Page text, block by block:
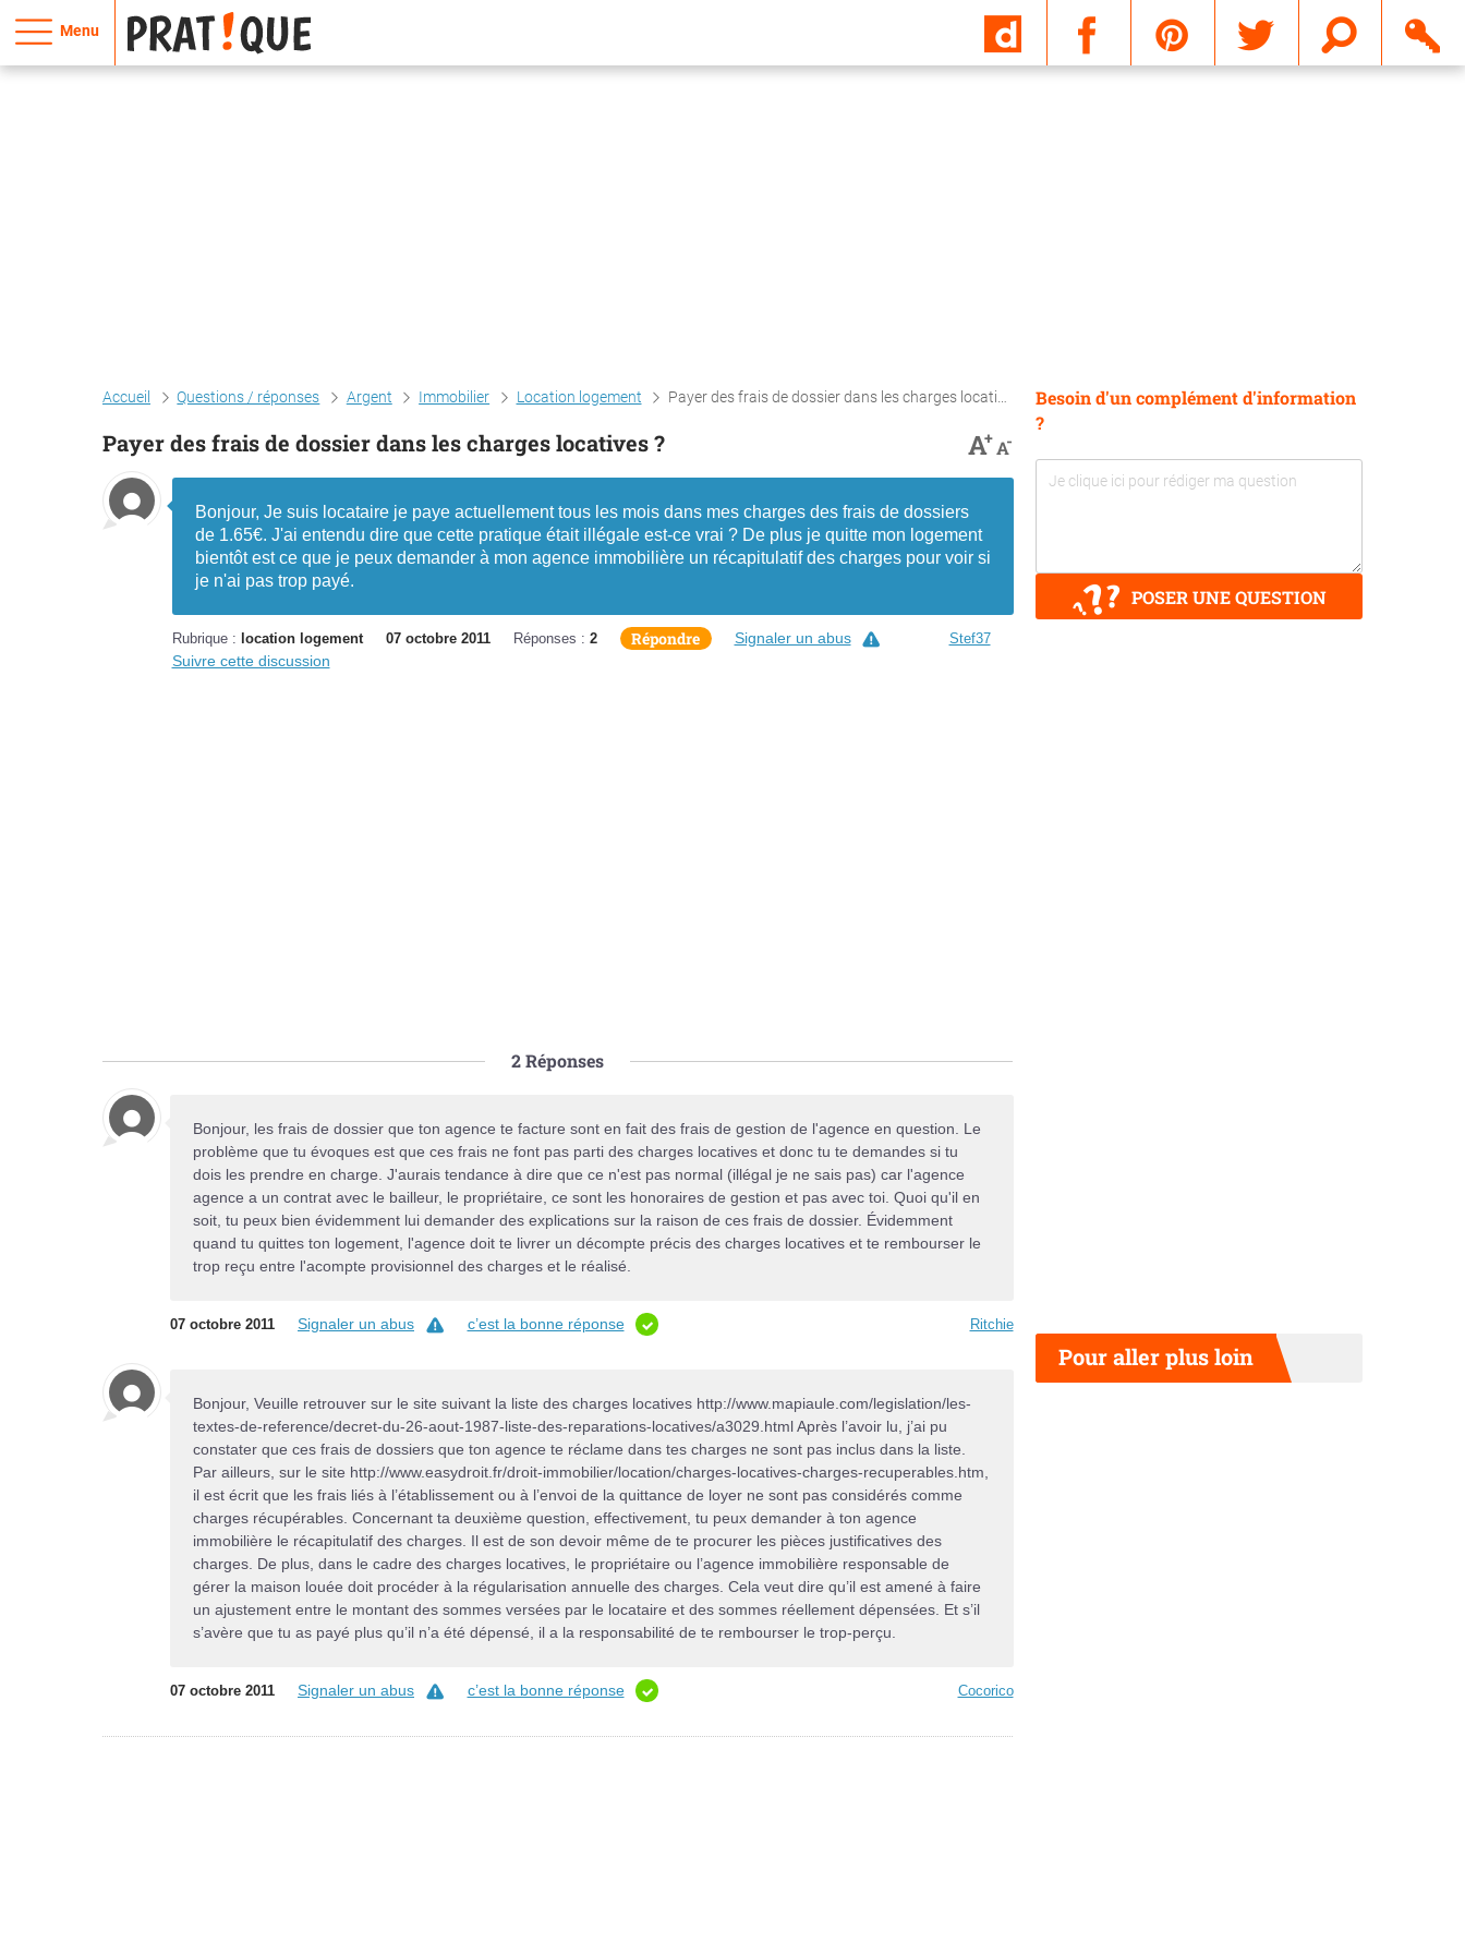
Menu
Accueil Questions / réponses Argent Immobilier Location logement Payer des frais de dossier dans les charges locatives ?
Payer des frais de dossier dans les charges locatives ? A+A-
Bonjour, Je suis locataire je paye actuellement tous les mois dans mes charges des frais de dossiers
de 1.65€. J'ai entendu dire que cette pratique était illégale est-ce vrai ? De plus je quitte mon logement
bientôt est ce que je peux demander à mon agence immobilière un récapitulatif des charges pour voir si
je n'ai pas trop payé.
Rubrique : location logement 07 octobre 2011 Réponses : 2 Répondre Stef37
Signaler un abus
Suivre cette discussion
2Réponses
Bonjour, les frais de dossier que ton agence te facture sont en fait des frais de gestion de l'agence en question. Le
problème que tu évoques est que ces frais ne font pas parti des charges locatives et donc tu te demandes si tu
dois les prendre en charge. J'aurais tendance à dire que ce n'est pas normal (illégal je ne sais pas) car l'agence
agence a un contrat avec le bailleur, le propriétaire, ce sont les honoraires de gestion et pas avec toi. Quoi qu'il en
soit, tu peux bien évidemment lui demander des explications sur la raison de ces frais de dossier. Évidemment
quand tu quittes ton logement, l'agence doit te livrer un décompte précis des charges locatives et te rembourser le
trop reçu entre l'acompte provisionnel des charges et le réalisé.
07 octobre 2011 Signaler un abus c’est la bonne réponse Ritchie
Bonjour, Veuille retrouver sur le site suivant la liste des charges locatives http://www.mapiaule.com/legislation/les-
textes-de-reference/decret-du-26-aout-1987-liste-des-reparations-locatives/a3029.html Après l’avoir lu, j’ai pu
constater que ces frais de dossiers que ton agence te réclame dans tes charges ne sont pas inclus dans la liste.
Par ailleurs, sur le site http://www.easydroit.fr/droit-immobilier/location/charges-locatives-charges-recuperables.htm,
il est écrit que les frais liés à l’établissement ou à l’envoi de la quittance de loyer ne sont pas considérés comme
charges récupérables. Concernant ta deuxième question, effectivement, tu peux demander à ton agence
immobilière le récapitulatif des charges. Il est de son devoir même de te procurer les pièces justificatives des
charges. De plus, dans le cadre des charges locatives, le propriétaire ou l’agence immobilière responsable de
gérer la maison louée doit procéder à la régularisation annuelle des charges. Cela veut dire qu’il est amené à faire
un ajustement entre le montant des sommes versées par le locataire et des sommes réellement dépensées. Et s’il
s’avère que tu as payé plus qu’il n’a été dépensé, il a la responsabilité de te rembourser le trop-perçu.
07 octobre 2011 Signaler un abus c’est la bonne réponse Cocorico
Besoin d'un complément d'information
?
POSER UNE QUESTION
Pour aller plus loin